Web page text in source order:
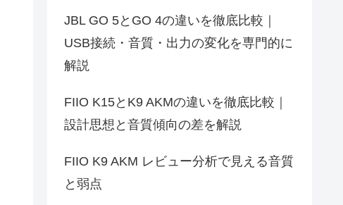
JBL GO 5とGO 4の違いを徹底比較｜
USB接続・音質・出力の変化を専門的に
解説
FIIO K15とK9 AKMの違いを徹底比較｜
設計思想と音質傾向の差を解説
FIIO K9 AKM レビュー分析で見える音質
と弱点